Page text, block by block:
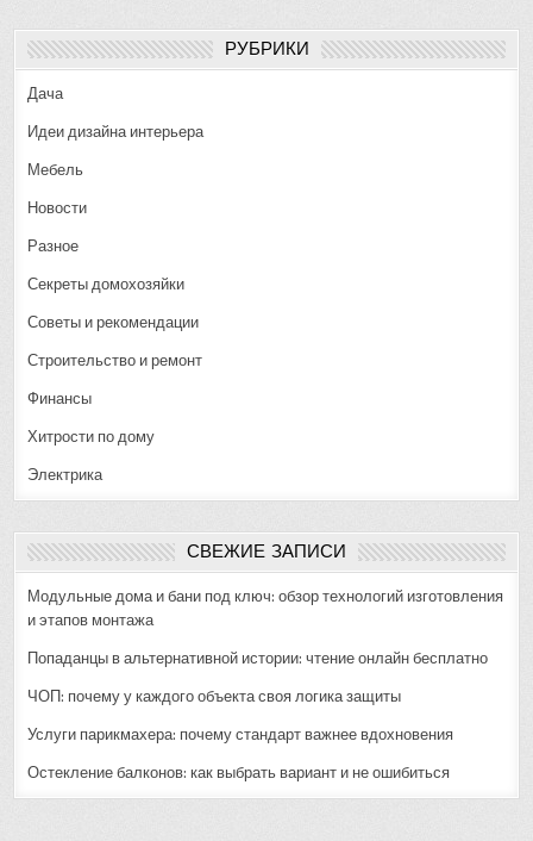
РУБРИКИ
Дача
Идеи дизайна интерьера
Мебель
Новости
Разное
Секреты домохозяйки
Советы и рекомендации
Строительство и ремонт
Финансы
Хитрости по дому
Электрика
СВЕЖИЕ ЗАПИСИ
Модульные дома и бани под ключ: обзор технологий изготовления
и этапов монтажа
Попаданцы в альтернативной истории: чтение онлайн бесплатно
ЧОП: почему у каждого объекта своя логика защиты
Услуги парикмахера: почему стандарт важнее вдохновения
Остекление балконов: как выбрать вариант и не ошибиться